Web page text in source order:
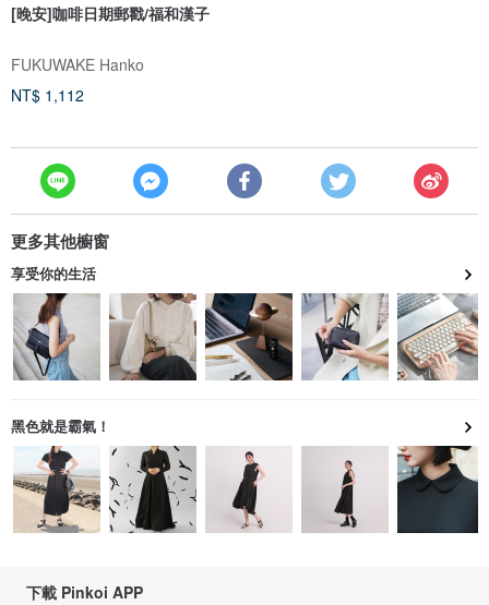
[晚安]咖啡日期郵戳/福和漢子
FUKUWAKE Hanko
NT$ 1,112
更多其他櫥窗
享受你的生活
黑色就是霸氣！
下載 Pinkoi APP